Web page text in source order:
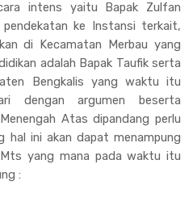
intens yaitu Bapak Zulfan
pendekatan ke Instansi terkait,
di Kecamatan Merbau yang
adalah Bapak Taufik serta
Bengkalis yang waktu itu
dengan argumen beserta
Atas dipandang perlu
hal ini akan dapat menampung
Mts yang mana pada waktu itu
: